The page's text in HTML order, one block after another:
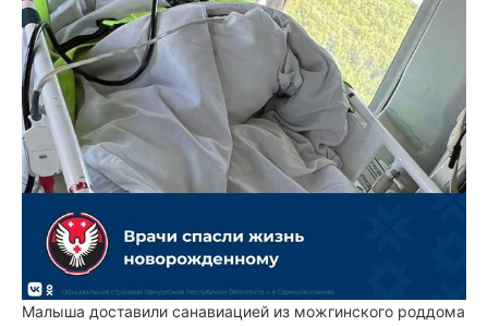
Малыша доставили санавиацией из можгинского роддома